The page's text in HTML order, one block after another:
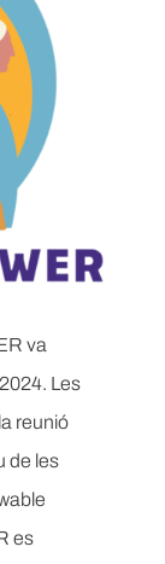
va
Les
reunió
de les
es